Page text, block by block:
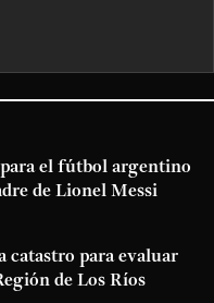
para el fútbol argentino
de Lionel Messi
para evaluar
de Los Ríos